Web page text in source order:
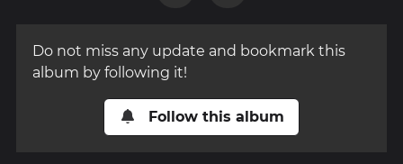
Do not miss any update and bookmark this
album by following it!
Follow this album